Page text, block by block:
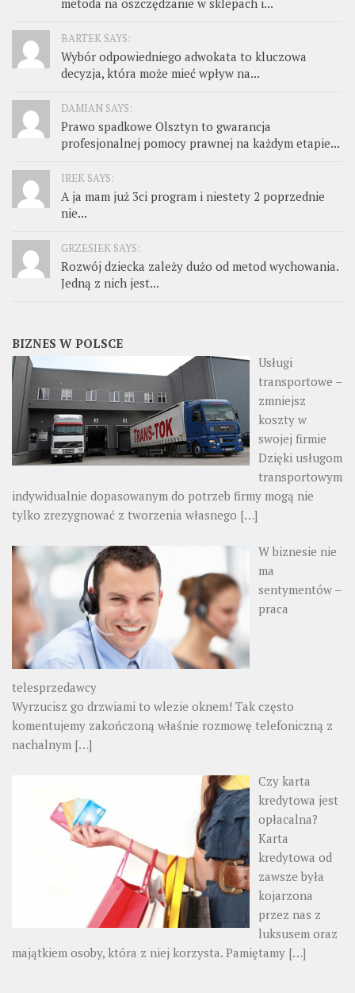
BARTEK SAYS:
Wybór odpowiedniego adwokata to kluczowa
decyzja, która może mieć wpływ na...
DAMIAN SAYS:
Prawo spadkowe Olsztyn to gwarancja
profesjonalnej pomocy prawnej na każdym etapie...
IREK SAYS:
A ja mam już 3ci program i niestety 2 poprzednie
nie...
GRZESIEK SAYS:
Rozwój dziecka zależy dużo od metod wychowania.
Jedną z nich jest...
BIZNES W POLSCE
Usługi
transportowe –
zmniejsz
koszty w
swojej firmie
Dzięki usługom
transportowym
indywidualnie dopasowanym do potrzeb firmy mogą nie
tylko zrezygnować z tworzenia własnego […]
W biznesie nie
ma
sentymentów –
praca
telesprzedawcy
Wyrzucisz go drzwiami to wlezie oknem! Tak często
komentujemy zakończoną właśnie rozmowę telefoniczną z
nachalnym […]
Czy karta
kredytowa jest
opłacalna?
Karta
kredytowa od
zawsze była
kojarzona
przez nas z
luksusem oraz
majątkiem osoby, która z niej korzysta. Pamiętamy […]